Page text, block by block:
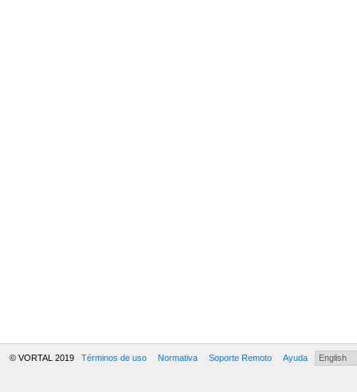
© VORTAL 2019 Términos de uso Normativa Soporte Remoto Ayuda